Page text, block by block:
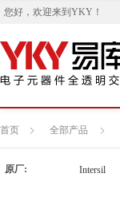
您好，欢迎来到 YKY ！
首页 全部产品
原厂: Intersil